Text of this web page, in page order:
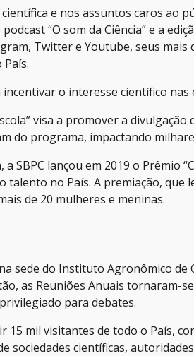
e nos assuntos caros ao
“O som da Ciência” e a
Twitter e Youtube, seus
o interesse científico
visa a promover a
do programa, impactando
SBPC lançou em 2019 o Prêmio
no País. A premiação,
de 20 mulheres e meninas.
sede do Instituto Agronômico
as Reuniões Anuais
para debates.
mil visitantes de todo o País,
sociedades científicas,